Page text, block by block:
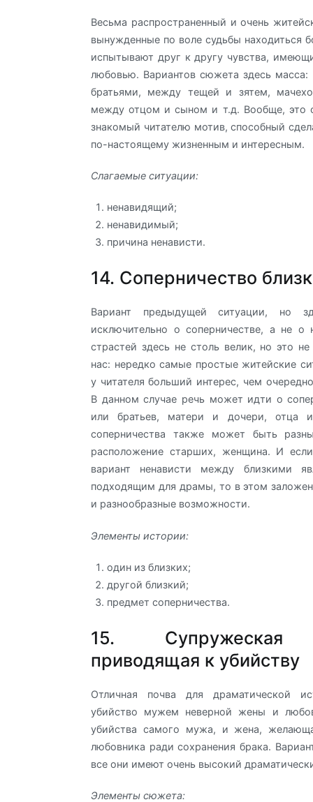
Весьма распространенный и очень
вынужденные по воле судьбы находиться
испытывают друг к другу чувства,
любовью. Вариантов сюжета здесь масса:
братьями, между тещей и зятем,
между отцом и сыном и т.д. Вообще, это
знакомый читателю мотив, способный
по-настоящему жизненным и интересным.
Слагаемые ситуации:
ненавидящий;
ненавидимый;
причина ненависти.
14. Соперничество
Вариант предыдущей ситуации, но
исключительно о соперничестве, а не о
страстей здесь не столь велик, но это
нас: нередко самые простые житейские
у читателя больший интерес, чем
В данном случае речь может идти о
или братьев, матери и дочери, отца
соперничества также может быть
расположение старших, женщина. И
вариант ненависти между близкими
подходящим для драмы, то в этом
и разнообразные возможности.
Элементы истории:
один из близких;
другой близкий;
предмет соперничества.
15. Супружеская
приводящая к убийству
Отличная почва для драматической
убийство мужем неверной жены и
убийства самого мужа, и жена,
любовника ради сохранения брака.
все они имеют очень высокий
Элементы сюжета: